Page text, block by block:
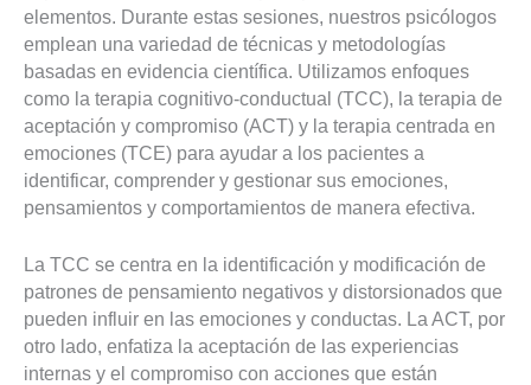
elementos. Durante estas sesiones, nuestros psicólogos
emplean una variedad de técnicas y metodologías
basadas en evidencia científica. Utilizamos enfoques
como la terapia cognitivo-conductual (TCC), la terapia de
aceptación y compromiso (ACT) y la terapia centrada en
emociones (TCE) para ayudar a los pacientes a
identificar, comprender y gestionar sus emociones,
pensamientos y comportamientos de manera efectiva.
La TCC se centra en la identificación y modificación de
patrones de pensamiento negativos y distorsionados que
pueden influir en las emociones y conductas. La ACT, por
otro lado, enfatiza la aceptación de las experiencias
internas y el compromiso con acciones que están